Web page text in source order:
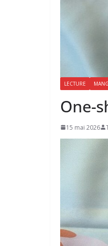
LECTURE
One-
15 mai 2026